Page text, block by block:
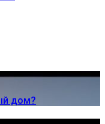
дом?